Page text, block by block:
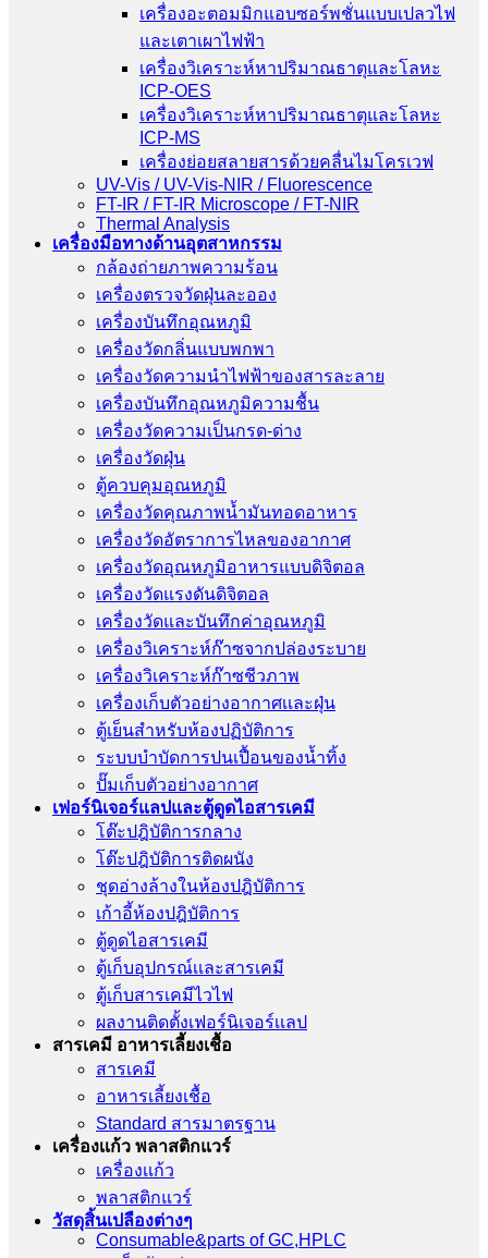
เครื่องอะตอมมิกแอบซอร์พชั่นแบบเปลวไฟ
และเตาเผาไฟฟ้า
เครื่องวิเคราะห์หาปริมาณธาตุและโลหะ
ICP-OES
เครื่องวิเคราะห์หาปริมาณธาตุและโลหะ
ICP-MS
เครื่องย่อยสลายสารด้วยคลื่นไมโครเวฟ
UV-Vis / UV-Vis-NIR / Fluorescence
FT-IR / FT-IR Microscope / FT-NIR
Thermal Analysis
เครื่องมือทางด้านอุตสาหกรรม
กล้องถ่ายภาพความร้อน
เครื่องตรวจวัดฝุ่นละออง
เครื่องบันทึกอุณหภูมิ
เครื่องวัดกลิ่นแบบพกพา
เครื่องวัดความนําไฟฟ้าของสารละลาย
เครื่องบันทึกอุณหภูมิความชื้น
เครื่องวัดความเป็นกรด-ด่าง
เครื่องวัดฝุ่น
ตู้ควบคุมอุณหภูมิ
เครื่องวัดคุณภาพน้ำมันทอดอาหาร
เครื่องวัดอัตราการไหลของอากาศ
เครื่องวัดอุณหภูมิอาหารแบบดิจิตอล
เครื่องวัดแรงดันดิจิตอล
เครื่องวัดและบันทึกค่าอุณหภูมิ
เครื่องวิเคราะห์ก๊าซจากปล่องระบาย
เครื่องวิเคราะห์ก๊าซชีวภาพ
เครื่องเก็บตัวอย่างอากาศเเละฝุ่น
ตู้เย็นสำหรับห้องปฏิบัติการ
ระบบบำบัดการปนเปื้อนของน้ำทิ้ง
ปั๊มเก็บตัวอย่างอากาศ
เฟอร์นิเจอร์แลปและตู้ดูดไอสารเคมี
โต๊ะปฎิบัติการกลาง
โต๊ะปฎิบัติการติดผนัง
ชุดอ่างล้างในห้องปฎิบัติการ
เก้าอี้ห้องปฎิบัติการ
ตู้ดูดไอสารเคมี
ตู้เก็บอุปกรณ์เเละสารเคมี
ตู้เก็บสารเคมีไวไฟ
ผลงานติดตั้งเฟอร์นิเจอร์เเลป
สารเคมี อาหารเลี้ยงเชื้อ
สารเคมี
อาหารเลี้ยงเชื้อ
Standard สารมาตรฐาน
เครื่องเเก้ว พลาสติกแวร์
เครื่องเเก้ว
พลาสติกแวร์
วัสดุสิ้นเปลืองต่างๆ
Consumable&parts of GC,HPLC